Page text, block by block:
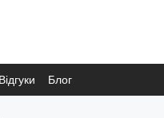
Відгуки
Блог
даних